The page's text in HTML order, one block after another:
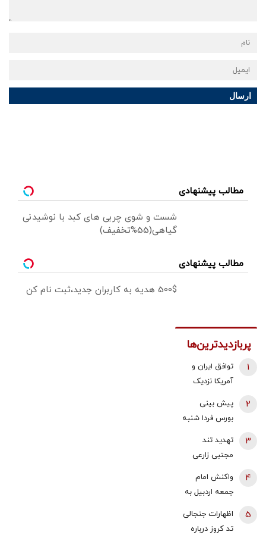
ارسال
مطالب پیشنهادی
شست و شوی چربی های کبد با نوشیدنی
گیاهی(55%تخفیف)
مطالب پیشنهادی
500$ هدیه به کاربران جدید،ثبت نام کن
پربازدیدترین‌ها
توافق ایران و
آمریکا نزدیک
خزانه‌داری آمریکا
از «امروز یا فردا»
گفت
1
پیش بینی
بورس فردا شنبه
موتور رشد بازار
روشن شد |
آخرین حلقه
تایید روند
چیست؟
2
تهدید تند
مجتبی زارعی
خرازی:حاضرم با
وضو شلاقت را
اجرا کنم
3
واکنش امام
جمعه اردبیل به
محمدباقر خرازی/
4
اظهارات جنجالی
تد کروز درباره
5